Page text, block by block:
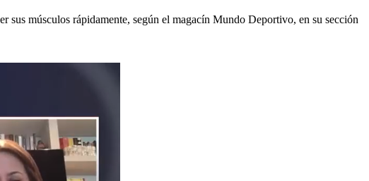
sus músculos rápidamente, según el magacín Mundo Deportivo, en su sección